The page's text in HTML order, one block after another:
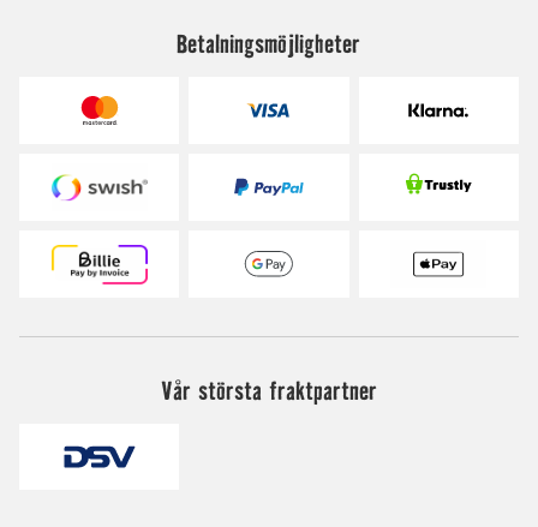
Betalningsmöjligheter
Vår största fraktpartner